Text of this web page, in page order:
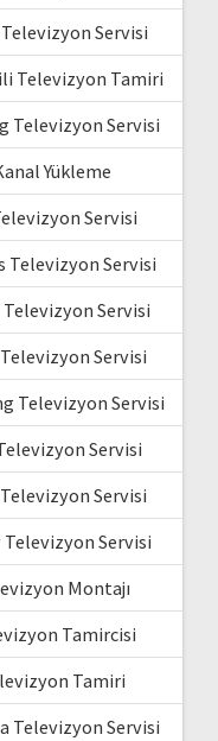
Servisi
Televizyon Tamiri
Televizyon Servisi
Yükleme
Servisi
Televizyon Servisi
Servisi
Servisi
Televizyon Servisi
Servisi
Servisi
Servisi
Montajı
Tamircisi
Tamiri
Televizyon Servisi